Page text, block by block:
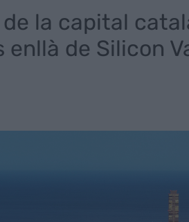
la capital
enllà de Silicon